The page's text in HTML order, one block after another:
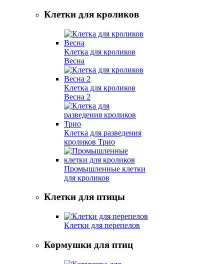
Клетки для кроликов
Клетка для кроликов
Весна
Клетка для кроликов
Весна 2
Клетка для разведения
кроликов Трио
Промышленные клетки
для кроликов
Клетки для птицы
Клетки для перепелов
Кормушки для птиц